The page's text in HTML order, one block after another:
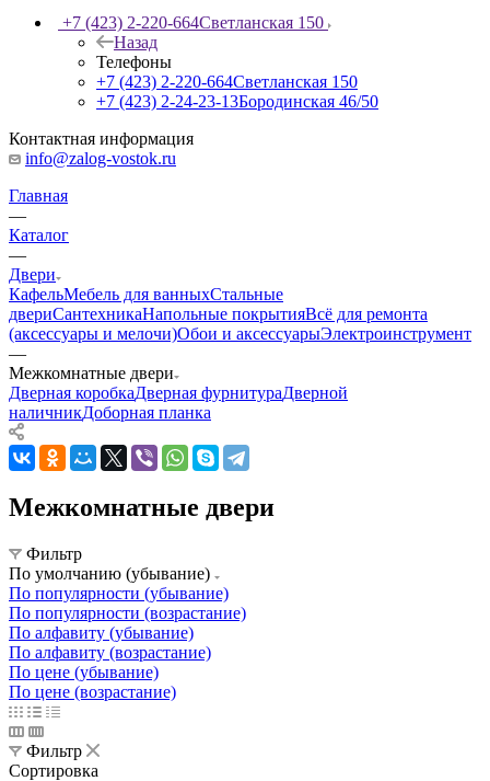
+7 (423) 2-220-664Светланская 150
Назад
Телефоны
+7 (423) 2-220-664Светланская 150
+7 (423) 2-24-23-13Бородинская 46/50
Контактная информация
info@zalog-vostok.ru
Главная
—
Каталог
—
Двери
КафельМебель для ванныхСтальные
двериСантехникаНапольные покрытияВсё для ремонта
(аксессуары и мелочи)Обои и аксессуарыЭлектроинструмент
—
Межкомнатные двери
Дверная коробкаДверная фурнитураДверной
наличникДоборная планка
Межкомнатные двери
Фильтр
По умолчанию (убывание)
По популярности (убывание)
По популярности (возрастание)
По алфавиту (убывание)
По алфавиту (возрастание)
По цене (убывание)
По цене (возрастание)
Фильтр
Сортировка